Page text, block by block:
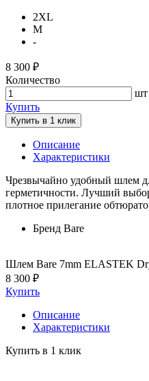
2XL
M
-
8 300 ₽
Количество
шт
Купить
Купить в 1 клик
Описание
Характеристики
Чрезвычайно удобный шлем
герметичности. Лучший
плотное прилегание
Бренд Bare
Шлем Bare 7mm ELASTEK
8 300 ₽
Купить
Описание
Характеристики
Купить в 1 клик